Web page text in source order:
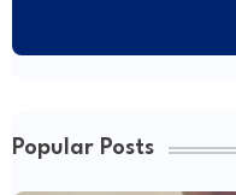
Popular Posts